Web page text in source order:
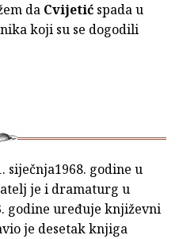
da Cvijetić spada u
koji su se dogodili
siječnja1968. godine u
je i dramaturg u
godine uređuje književni
je desetak knjiga